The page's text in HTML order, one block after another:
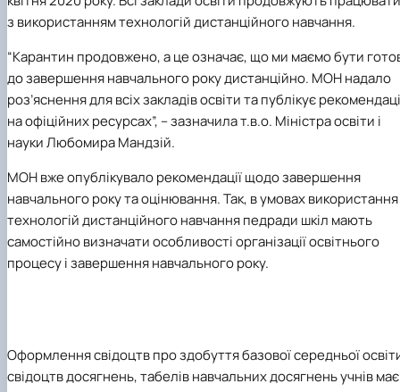
з використанням технологій дистанційного навчання.
“Карантин продовжено, а це означає, що ми маємо бути
до завершення навчального року дистанційно. МОН надало
роз’яснення для всіх закладів освіти та публікує
на офіційних ресурсах”, – зазначила т.в.о. Міністра освіти і
науки Любомира Мандзій.
МОН вже опублікувало рекомендації щодо завершення
навчального року та оцінювання. Так, в умовах використання
технологій дистанційного навчання педради шкіл мають
самостійно визначати особливості організації освітнього
процесу і завершення навчального року.
Оформлення свідоцтв про здобуття базової середньої
свідоцтв досягнень, табелів навчальних досягнень учнів має